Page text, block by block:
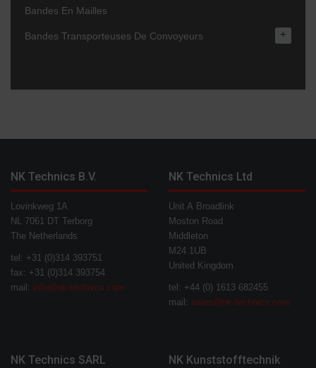
Bandes En Mailles
Bandes Transporteuses De Convoyeurs +
NK Technics B.V.
Lovinkweg 1A
NL 7061 DT Terborg
The Netherlands
tel: +31 (0)314 393751
fax: +31 (0)314 393754
mail: info@nk-technics.com
NK Technics Ltd
Unit A Broadlink
Moston Road
Middleton
M24 1UB
United Kingdom
tel: +44 (0) 1613 682455
mail: sales@nk-technics.com
NK Technics SARL NK Kunststofftechnik